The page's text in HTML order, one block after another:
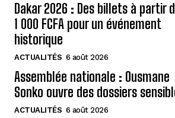
Dakar 2026 : Des billets à partir
1 000 FCFA pour un événement
historique
ACTUALITÉS 6 août 2026
Assemblée nationale : Ousmane
Sonko ouvre des dossiers
ACTUALITÉS 6 août 2026